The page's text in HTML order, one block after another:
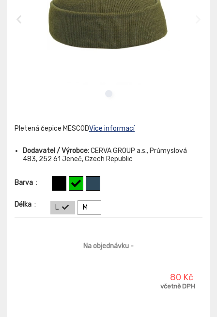
Pletená čepice MESCODVíce informací
Dodavatel / Výrobce:CERVA GROUP a.s., Průmyslová
483, 252 61 Jeneč, Czech Republic
Barva :
Délka : L M
Na objednávku -
80 Kč
včetně DPH